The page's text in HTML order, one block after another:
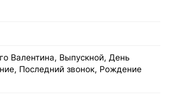
Валентина, Выпускной, День
Последний звонок, Рождение